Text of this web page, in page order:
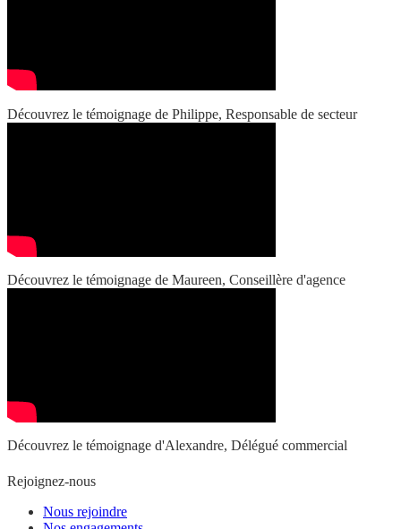
Découvrez le témoignage de Philippe, Responsable de secteur
Découvrez le témoignage de Maureen, Conseillère d'agence
Découvrez le témoignage d'Alexandre, Délégué commercial
Rejoignez-nous
Nous rejoindre